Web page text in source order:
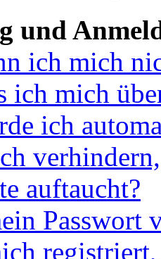
und
ich mich
ich mich
ich
auftaucht?
Passwort